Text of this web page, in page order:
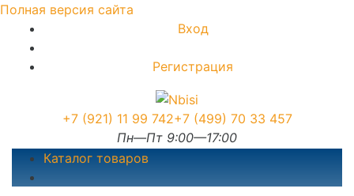
Полная версия сайта
Вход
Регистрация
+7 (921) 11 99 742+7 (499) 70 33 457
Пн—Пт 9:00—17:00
Каталог товаров